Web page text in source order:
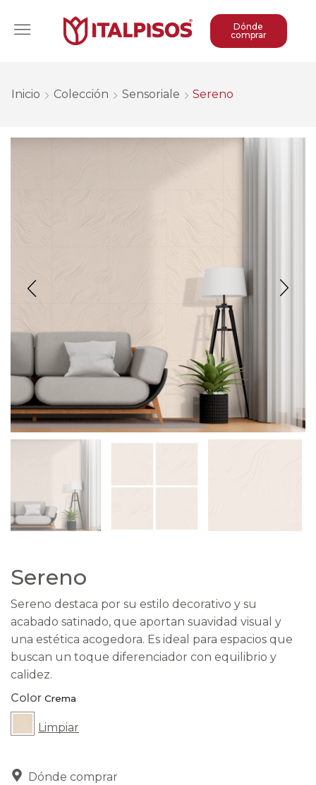
Dónde
comprar
Inicio Colección Sensoriale Sereno
Sereno
Sereno destaca por su estilo decorativo y su
acabado satinado, que aportan suavidad visual y
una estética acogedora. Es ideal para espacios que
buscan un toque diferenciador con equilibrio y
calidez.
Color
Limpiar
Dónde comprar